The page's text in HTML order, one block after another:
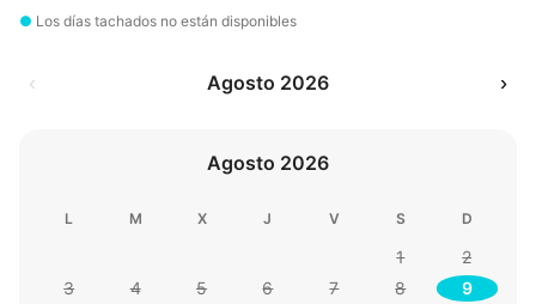
● Los días tachados no están disponibles
‹ Agosto 2026 ›
Agosto 2026
L M X J V S D
1
2
3
4 5 6 7 8
9